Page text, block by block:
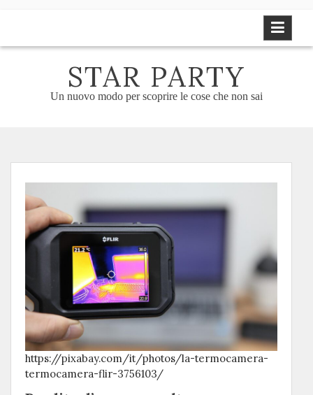
STAR PARTY
Un nuovo modo per scoprire le cose che non sai
https://pixabay.com/it/photos/la-termocamera-
termocamera-flir-3756103/